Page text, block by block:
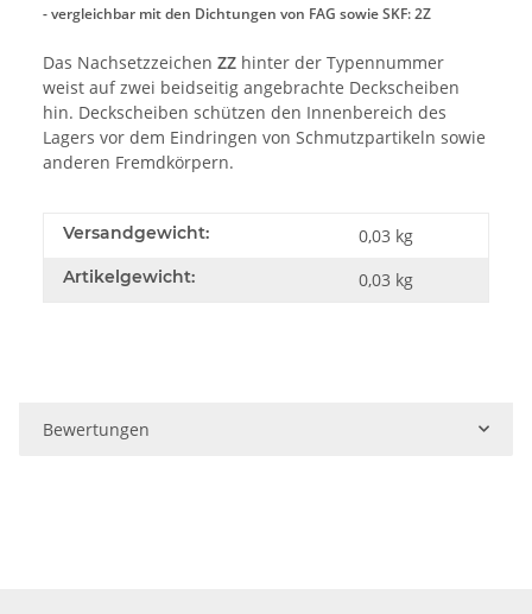
- vergleichbar mit den Dichtungen von FAG sowie SKF: 2Z
Das Nachsetzzeichen ZZ hinter der Typennummer
weist auf zwei beidseitig angebrachte Deckscheiben
hin. Deckscheiben schützen den Innenbereich des
Lagers vor dem Eindringen von Schmutzpartikeln sowie
anderen Fremdkörpern.
Versandgewicht: 0,03 kg
Artikelgewicht: 0,03 kg
Bewertungen